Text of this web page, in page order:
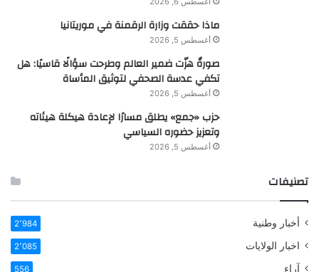
ماذا حققت وزارة الرقمنة في موريتانيا
أغسطس 5, 2026
صورةٌ هزّت ضمير العالم وطرحت سؤالًا قاسيًا: هل
تكفي عدسة الصحفي لتوثيق المأساة
أغسطس 5, 2026
حزب «جمع» يطلق مسارًا لإعادة هيكلة هيئاته
وتعزيز حضوره السياسي
أغسطس 5, 2026
تصنيفات
أخبار وطنية 2٬984
اخبار الولايات 2٬085
آراء 556